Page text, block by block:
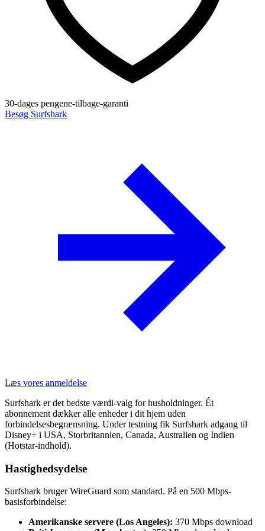
30-dages pengene-tilbage-garanti
Besøg Surfshark
Læs vores anmeldelse
Surfshark er det bedste værdi-valg for husholdninger. Ét
abonnement dækker alle enheder i dit hjem uden
forbindelsesbegrænsning. Under testning fik Surfshark adgang til
Disney+ i USA, Storbritannien, Canada, Australien og Indien
(Hotstar-indhold).
Hastighedsydelse
Surfshark bruger WireGuard som standard. På en 500 Mbps-
basisforbindelse:
Amerikanske servere (Los Angeles): 370 Mbps download